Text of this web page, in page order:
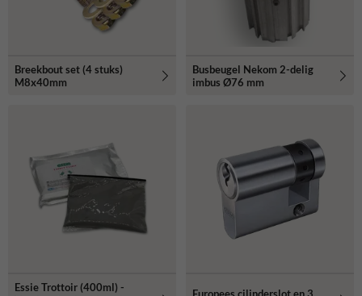
Breekbout set (4 stuks)
M8x40mm
Busbeugel Nekom 2-delig
imbus Ø76 mm
Essie Trottoir (400ml) -